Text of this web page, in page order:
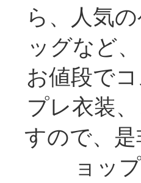
ら、人気
ッグなど
お値段で
プレ衣装
すので、
ョッ